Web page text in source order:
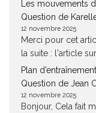
Les mouvements
Question de
12 novembre 2025
Merci pour cet
la suite : l'article
Plan
Question de Jean
12 novembre 2025
Bonjour, Cela fait